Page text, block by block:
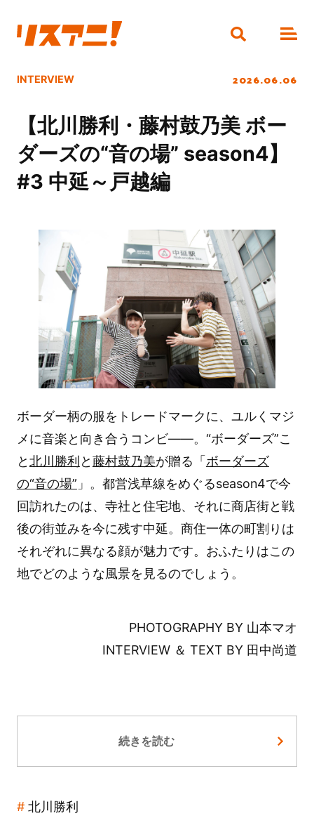
INTERVIEW 2026.06.06
【北川勝利・藤村鼓乃美 ボー
ダーズの“音の場” season4】
#3 中延～戸越編
ボーダー柄の服をトレードマークに、ユルくマジ
メに音楽と向き合うコンビ――。“ボーダーズ”こ
と北川勝利と藤村鼓乃美が贈る「ボーダーズ
の“音の場” 」。都営浅草線をめぐるseason4で今
回訪れたのは、寺社と住宅地、それに商店街と戦
後の街並みを今に残す中延。商住一体の町割りは
それぞれに異なる顔が魅力です。おふたりはこの
地でどのような風景を見るのでしょう。
PHOTOGRAPHY BY 山本マオ
INTERVIEW ＆ TEXT BY 田中尚道
続きを読む
北川勝利